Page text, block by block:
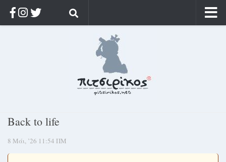
Στοχασμοί & αποφθέγματα
Διαφήμιση
Back to life
8 Μάι, ’26 11:54 ΠΜ